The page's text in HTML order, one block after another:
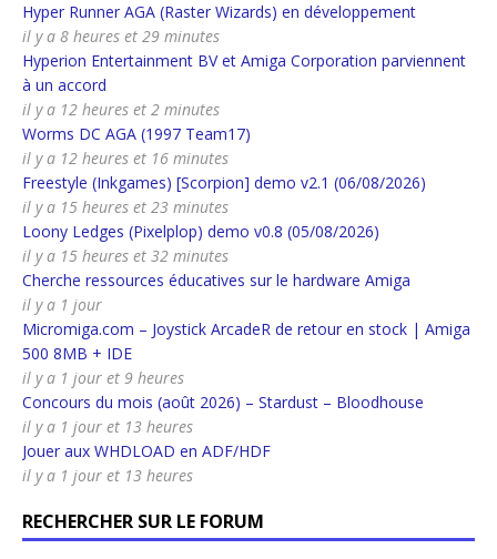
Hyper Runner AGA (Raster Wizards) en développement
il y a 8 heures et 29 minutes
Hyperion Entertainment BV et Amiga Corporation parviennent
à un accord
il y a 12 heures et 2 minutes
Worms DC AGA (1997 Team17)
il y a 12 heures et 16 minutes
Freestyle (Inkgames) [Scorpion] demo v2.1 (06/08/2026)
il y a 15 heures et 23 minutes
Loony Ledges (Pixelplop) demo v0.8 (05/08/2026)
il y a 15 heures et 32 minutes
Cherche ressources éducatives sur le hardware Amiga
il y a 1 jour
Micromiga.com – Joystick ArcadeR de retour en stock | Amiga
500 8MB + IDE
il y a 1 jour et 9 heures
Concours du mois (août 2026) – Stardust – Bloodhouse
il y a 1 jour et 13 heures
Jouer aux WHDLOAD en ADF/HDF
il y a 1 jour et 13 heures
RECHERCHER SUR LE FORUM